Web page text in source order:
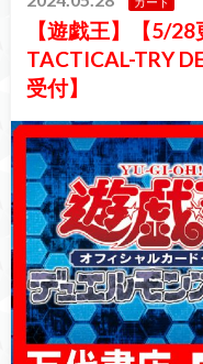
【遊戯王】【5/
TACTICAL-TRY
受付】